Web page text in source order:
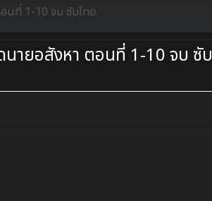
นที่ 1-10 จบ ซับไทย
ายอสังหา ตอนที่ 1-10 จบ ซับ